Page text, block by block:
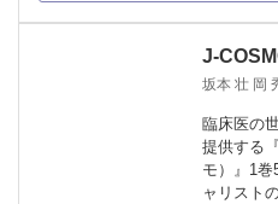
J-
坂本 壮 岡
臨床医の
提供する
モ）』1
ャリスト